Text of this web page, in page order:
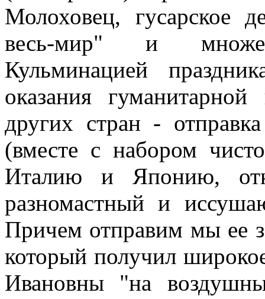
Молоховец, гусарское
весь-мир" и
Кульминацией
оказания
других стран -
(вместе с набором
Италию и Японию,
разномастный и
Причем отправим мы ее
который получил
Ивановны "на